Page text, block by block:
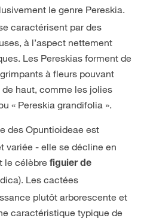
le genre Pereskia.
caractérisent par des
à l’aspect nettement
Les Pereskias forment de
à fleurs pouvant
haut, comme les jolies
« Pereskia grandifolia ».
des Opuntioideae est
variée - elle se décline en
le célèbre figuier de
Les cactées
plutôt arborescente et
caractéristique typique de